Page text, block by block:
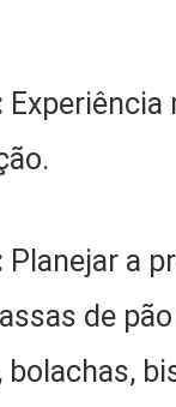
Experiência
Planejar a
de
bolachas,